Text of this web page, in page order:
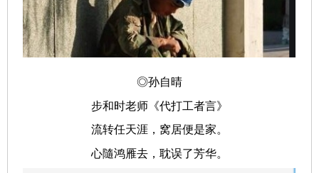
◎孙自晴
步和时老师《代打工者言》
流转任天涯，窝居便是家。
心隨鸿雁去，耽误了芳华。